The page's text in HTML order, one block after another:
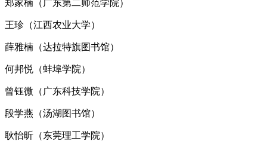
郑家楠（广东第二师范学院）
王珍（江西农业大学）
薛雅楠（达拉特旗图书馆）
何邦悦（蚌埠学院）
曾钰微（广东科技学院）
段学燕（汤湖图书馆）
耿怡昕（东莞理工学院）